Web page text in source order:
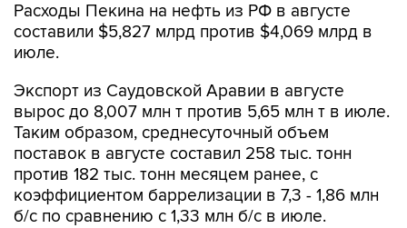
Расходы Пекина на нефть из РФ в августе
составили $5,827 млрд против $4,069 млрд в
июле.
Экспорт из Саудовской Аравии в августе
вырос до 8,007 млн т против 5,65 млн т в июле.
Таким образом, среднесуточный объем
поставок в августе составил 258 тыс. тонн
против 182 тыс. тонн месяцем ранее, с
коэффициентом баррелизации в 7,3 - 1,86 млн
б/с по сравнению с 1,33 млн б/с в июле.